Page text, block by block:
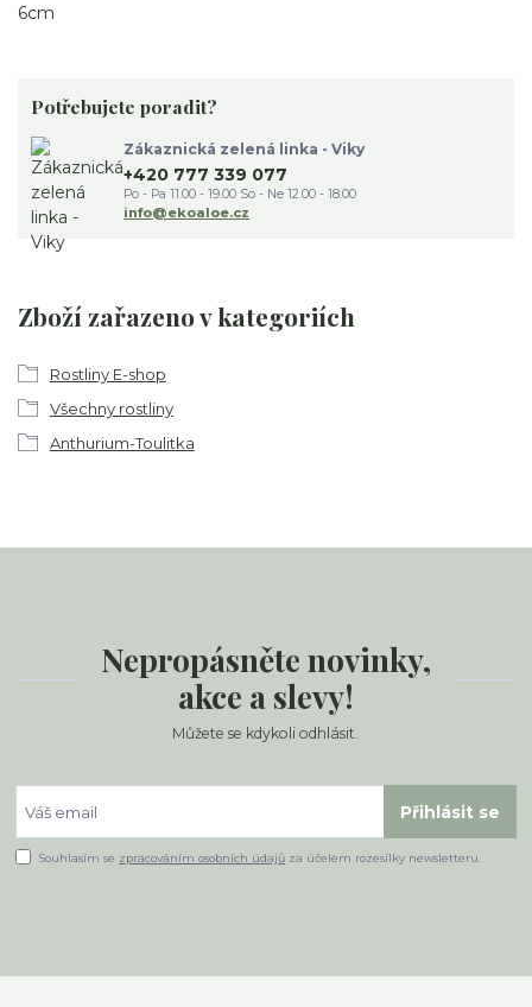
6cm
Zboží zařazeno v kategoriích
Rostliny E-shop
Všechny rostliny
Anthurium-Toulitka
Potřebujete poradit?
Zákaznická zelená linka - Viky
+420 777 339 077
Po - Pa 11.00 - 19.00 So - Ne 12.00 - 18.00
info@ekoaloe.cz
Nepropásněte novinky,
akce a slevy!
Můžete se kdykoli odhlásit.
Přihlásit se
Souhlasím se zpracováním osobních údajů za účelem rozesílky newsletteru.